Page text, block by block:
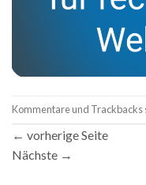
Kommentare und Trackbacks
← vorherige Seite
Nächste →